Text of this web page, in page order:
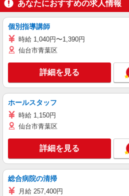
あなたにおすすめの求人情報
個別指導講師
時給 1,040円〜1,390円
仙台市青葉区
詳細を見る
ホールスタッフ
時給 1,150円
仙台市青葉区
詳細を見る
総合病院の清掃
月給 257,400円